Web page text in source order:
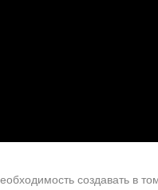
создавать в